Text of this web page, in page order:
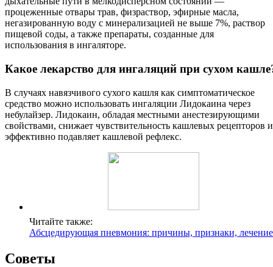
процеженные отвары трав, физраствор, эфирные масла,
негазированную воду с минерализацией не выше 7%, раствор
пищевой соды, а также препараты, созданные для
использования в ингаляторе.
Какое лекарство для ингаляций при сухом
В случаях навязчивого сухого кашля как симптоматическое
средство можно использовать ингаляции Лидокаина через
небулайзер. Лидокаин, обладая местными анестезирующими
свойствами, снижает чувствительность кашлевых рецепторов и
эффективно подавляет кашлевой рефлекс.
Читайте также:
Абсцедирующая пневмония: причины, признаки, лечение
Советы